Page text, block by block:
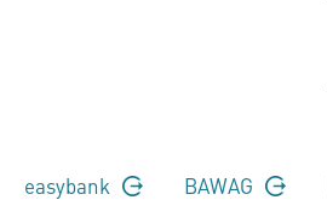
easybank BAWAG